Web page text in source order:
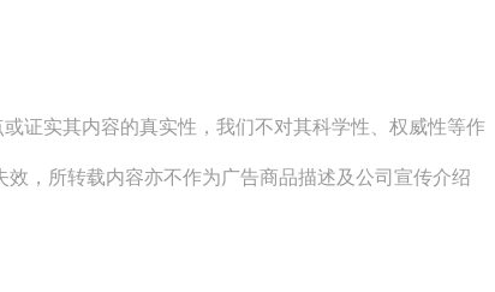
证实其内容的真实性，我们不对其科学性、权威性等作
，所转载内容亦不作为广告商品描述及公司宣传介绍